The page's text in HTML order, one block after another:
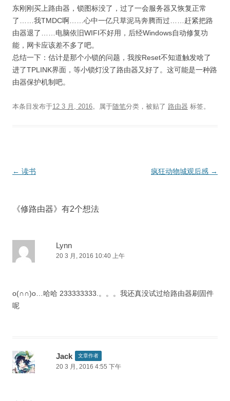
东刚刚买上路由器，锁图标没了，过了一会服务器又恢复正常
了……我TMDC啊……心中一亿只草泥马奔腾而过……赶紧把路
由器退了……电脑依旧WIFI不好用，后经Windows自动修复功
能，网卡应该差不多了吧。
总结一下：估计是那个小锁的问题，我按Reset不知道触发啥了
进了TPLINK界面，等小锁灯没了路由器又好了。这可能是一种路
由器保护机制吧。
本条目发布于12 3 月, 2016。属于随笔分类，被贴了 路由器 标签。
文
航
← 读书 疯狂动物城观后感 →
《修路由器》有2个想法
Lynn
20 3 月, 2016 10:40 上午
o(∩∩)o…哈哈 233333333.。。。我还真没试过给路由器刷固件
呢
Jack 文章作者
20 3 月, 2016 4:55 下午